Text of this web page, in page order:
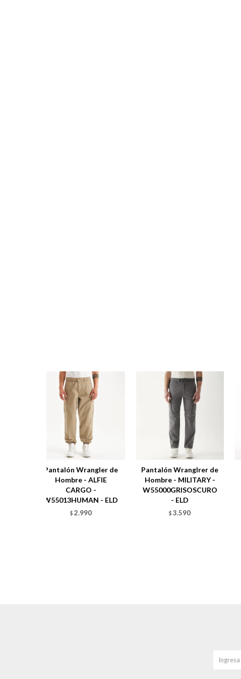
Pantalón Wrangler de
Hombre - ALFIE
CARGO -
W55013HUMAN - ELD
$ 2.990
Pantalón Wranglrer de
Hombre - MILITARY -
W55000GRISOSCURO
- ELD
$ 3.590